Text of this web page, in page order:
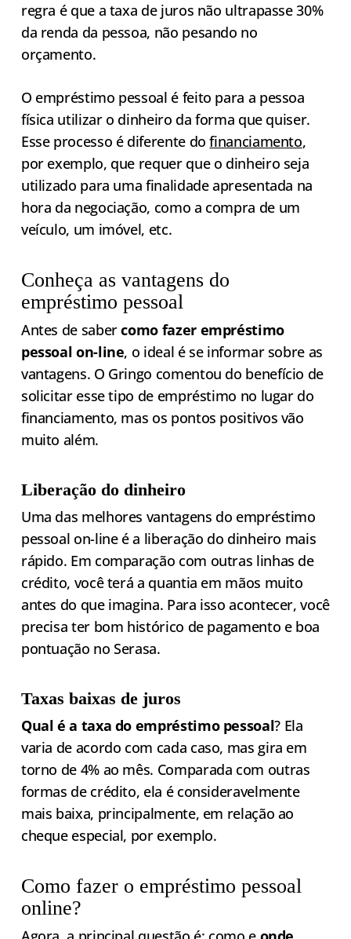
regra é que a taxa de juros não ultrapasse 30%
da renda da pessoa, não pesando no
orçamento.
O empréstimo pessoal é feito para a pessoa
física utilizar o dinheiro da forma que quiser.
Esse processo é diferente dofinanciamento,
por exemplo, que requer que o dinheiro seja
utilizado para uma finalidade apresentada na
hora da negociação, como a compra de um
veículo, um imóvel, etc.
Conheça as vantagens do
empréstimo pessoal
Antes de sabercomo fazer empréstimo
pessoal on-line, o ideal é se informar sobre as
vantagens. O Gringo comentou do benefício de
solicitar esse tipo de empréstimo no lugar do
financiamento, mas os pontos positivos vão
muito além.
Liberação do dinheiro
Uma das melhores vantagens do empréstimo
pessoal on-line é a liberação do dinheiro mais
rápido. Em comparação com outras linhas de
crédito, você terá a quantia em mãos muito
antes do que imagina. Para isso acontecer, você
precisa ter bom histórico de pagamento e boa
pontuação no Serasa.
Taxas baixas de juros
Qual é a taxa do empréstimo pessoal? Ela
varia de acordo com cada caso, mas gira em
torno de 4% ao mês. Comparada com outras
formas de crédito, ela é consideravelmente
mais baixa, principalmente, em relação ao
cheque especial, por exemplo.
Como fazer o empréstimo pessoal
online?